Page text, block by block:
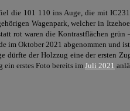
die 101 110 ins Auge, die mit
Wagenpark, welcher in
rot waren die Kontrastflächen
im Oktober 2021 abgenommen und
dürfte der Holzzug eine der ersten
ein erstes Foto bereits im Juli 2021